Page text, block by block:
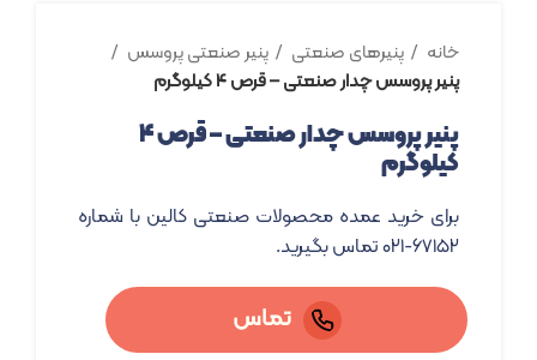
خانه پنیرهای صنعتی
پنیر صنعتی پروسس
پنیر پروسس چدار صنعتی – قرص ۴ کیلوگرم
پنیر پروسس چدار صنعتی – قرص ۴
کیلوگرم
برای خرید عمده محصولات صنعتی کالین با شماره
۶۷۱۵۲-۰۲۱ تماس بگیرید.
تماس